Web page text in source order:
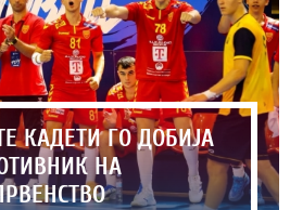
КАДЕТИ ГО ДОБИЈА
НА